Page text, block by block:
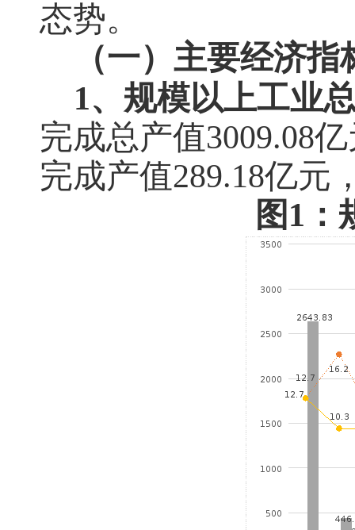
态势。
（一）主要经济指
1、规模以上工业
完成总产值3009.08
完成产值289.18亿元
图1：